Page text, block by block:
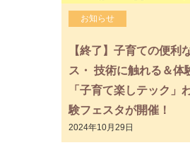
お知らせ
【終了】子育ての便利
ス・ 技術に触れる＆体
「子育て楽しテック」
験フェスタが開催！
2024年10月29日